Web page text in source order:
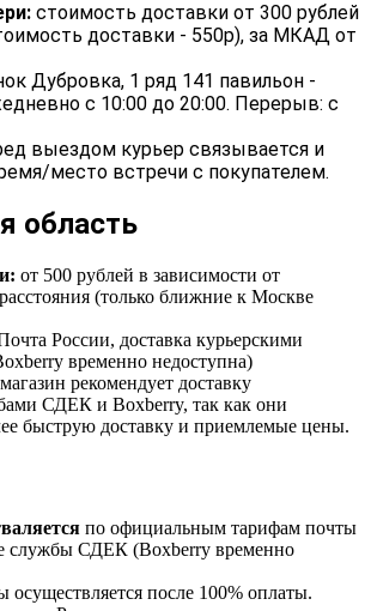
стоимость доставки от 300 рублей
доставки - 550р), за МКАД от
Дубровка, 1 ряд 141 павильон -
с 10:00 до 20:00. Перерыв: с
выездом курьер связывается и
место встречи с покупателем.
область
от 500 рублей в зависимости от
(только ближние к Москве
России, доставка курьерскими
временно недоступна)
рекомендует доставку
СДЕК и Boxberry, так как они
быструю доставку и приемлемые цены.
по официальным тарифам почты
службы СДЕК (Boxberry временно
осуществляется после 100% оплаты.